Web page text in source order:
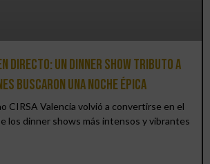
directo: un Dinner Show Tributo a
buscaron una noche épica
CIRSA Valencia volvió a convertirse en el
los dinner shows más intensos y vibrantes